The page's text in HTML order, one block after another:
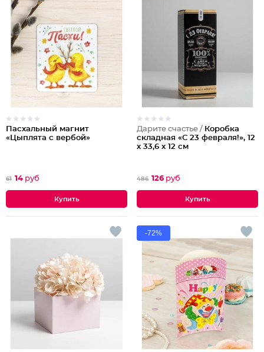
Пасхальный магнит
«Цыплята с вербой»
61 14 руб
Дарите счастье / Коробка
складная «С 23 февраля!», 12
х 33,6 х 12 см
486 126 руб
-72%